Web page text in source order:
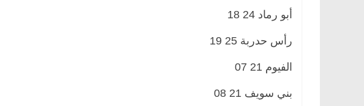
أبو رماد 24 18
رأس حدربة 25 19
الفيوم 21 07
بني سويف 21 08